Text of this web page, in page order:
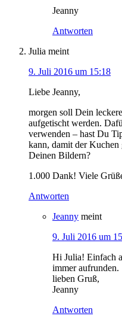
Jeanny
Antworten
Julia meint
9. Juli 2016 um 15:18
Liebe Jeanny,
morgen soll Dein
aufgetischt werden.
verwenden – hast Du
kann, damit der
Deinen Bildern?
1.000 Dank! Viele
Antworten
Jeanny meint
9. Juli 2016 um
Hi Julia! Einfach
immer aufrunden.
lieben Gruß,
Jeanny
Antworten